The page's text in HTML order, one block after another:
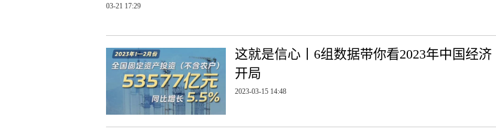
03-21 17:29
这就是信心丨6组数据带你看2023年中国经济
开局
2023-03-15 14:48